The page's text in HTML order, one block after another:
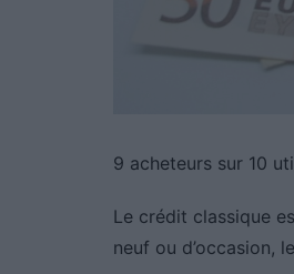
9 acheteurs sur 10
Le crédit classique
neuf ou d’occasion,